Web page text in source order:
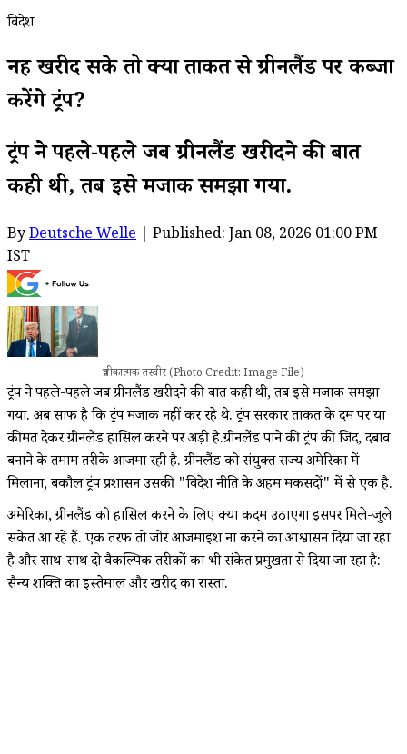
विदेश
नहीं खरीद सके तो क्या ताकत से ग्रीनलैंड पर कब्जा
करेंगे ट्रंप?
ट्रंप ने पहले-पहले जब ग्रीनलैंड खरीदने की बात
कही थी, तब इसे मजाक समझा गया.
ByDeutsche Welle | Published: Jan 08, 2026 01:00 PM
IST
प्रतीकात्मक तस्वीर (Photo Credit: Image File)
ट्रंप ने पहले-पहले जब ग्रीनलैंड खरीदने की बात कही थी, तब इसे मजाक समझा
गया. अब साफ है कि ट्रंप मजाक नहीं कर रहे थे. ट्रंप सरकार ताकत के दम पर या
कीमत देकर ग्रीनलैंड हासिल करने पर अड़ी है.ग्रीनलैंड पाने की ट्रंप की जिद, दबाव
बनाने के तमाम तरीके आजमा रही है. ग्रीनलैंड को संयुक्त राज्य अमेरिका में
मिलाना, बकौल ट्रंप प्रशासन उसकी "विदेश नीति के अहम मकसदों" में से एक है.
अमेरिका, ग्रीनलैंड को हासिल करने के लिए क्या कदम उठाएगा इसपर मिले-जुले
संकेत आ रहे हैं. एक तरफ तो जोर आजमाइश ना करने का आश्वासन दिया जा रहा
है और साथ-साथ दो वैकल्पिक तरीकों का भी संकेत प्रमुखता से दिया जा रहा है:
सैन्य शक्ति का इस्तेमाल और खरीद का रास्ता.